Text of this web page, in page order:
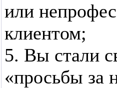
или
клиентом;
5. Вы стали
«просьбы за